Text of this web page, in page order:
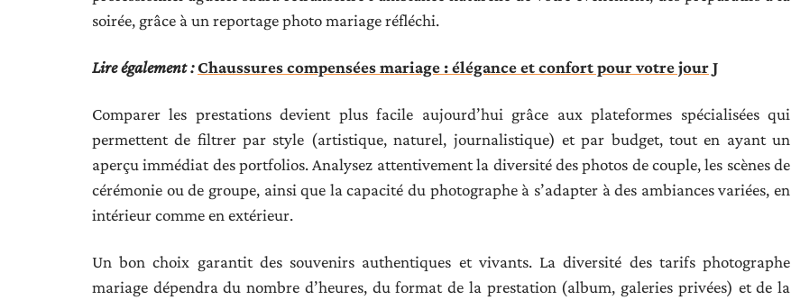
soirée, grâce à un reportage photo mariage réfléchi.
Lire également :Chaussures compensées mariage : élégance et confort pour votre jour J
Comparer les prestations devient plus facile aujourd’hui grâce aux plateformes spécialisées qui
permettent de filtrer par style (artistique, naturel, journalistique) et par budget, tout en ayant un
aperçu immédiat des portfolios. Analysez attentivement la diversité des photos de couple, les scènes de
cérémonie ou de groupe, ainsi que la capacité du photographe à s’adapter à des ambiances variées, en
intérieur comme en extérieur.
Un bon choix garantit des souvenirs authentiques et vivants. La diversité des tarifs photographe
mariage dépendra du nombre d’heures, du format de la prestation (album, galeries privées) et de la